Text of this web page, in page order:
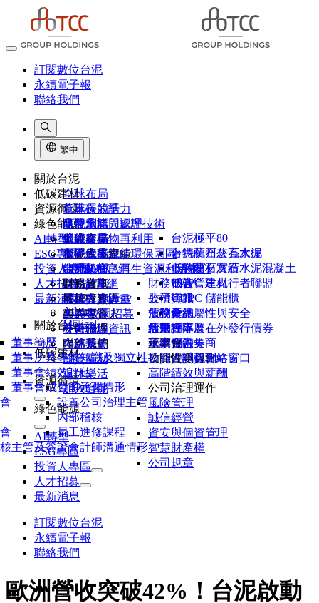
訂閱數位台泥
永續電子報
聯絡我們
繁中
關於台泥
全球布局
董事長的話
品牌承諾
組織架構
台泥大事紀
台泥榮耀
1101故事
供應商專區
客戶專區
各廠聯絡資訊
內部系統
低碳建材
全球碳競爭力
研發創新與認證
低碳產品
台泥極平80
卜特蘭石灰石水泥
卜特蘭石灰石水泥混凝土
UHPC 建材
UHPC 儲能櫃
產品屬性與安全
低碳產品實績
台泥杭州公亮大樓
低碳建材實績
低碳營建先行者聯盟
CIMPOR官網
OYAK官網
資源循環
水泥窯協同處理技術
營建廢棄物再利用
和平低碳綠能環保園區
台泥DAKA再生資源利用中心
綠色能源
綠能布局
台泥綠能
能元超商
台泥儲能
NHOA Energy
Atlante
Molicel
AI轉型
ESG專區
投資人專區
財務資訊
財務報告
公司年報
法說會
活動行事曆
股權投資人
股價資訊
股利分派
股東會
研究報告券商
公開資訊觀測站
債券投資人
債務彙總
信用評等及在外發行債券
永續金融
公司治理
經營團隊
董事會
董事簡歷
董事所具專業知識及獨立性
董事會績效評估
董事會成員多元化
功能性委員會
主管及簽證會計師溝通情形
高階績效與薪酬
公司治理運作
公司治理情形
設置公司治理主管
內部稽核
員工進修課程
風險管理
誠信經營
資安與個資管理
智慧財產權
公司規章
聯絡我們
基本問答集
投資人關係聯絡窗口
人才招募
尼莫人才計畫
2026 校園招募
友善職場
全球菁英
薪資福利
退休樂活
加入台泥
最新消息
關於台泥
低碳建材
資源循環
綠色能源
AI轉型
ESG專區
投資人專區
人才招募
最新消息
訂閱數位台泥
永續電子報
聯絡我們
歐洲營收突破42%！台泥啟動